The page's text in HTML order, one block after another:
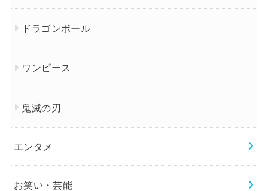
ドラゴンボール
ワンピース
鬼滅の刃
エンタメ
お笑い・芸能